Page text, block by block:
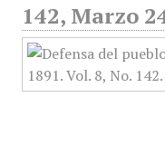
142, Marzo